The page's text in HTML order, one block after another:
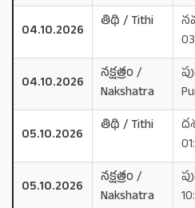
04.10.2026
తిథి / Tithi
04.10.2026
నక్షత్రం /
Nakshatra
05.10.2026
తిథి / Tithi
05.10.2026
నక్షత్రం /
Nakshatra